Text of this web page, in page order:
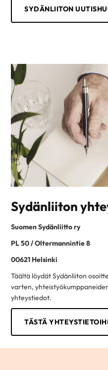
SYDÄNLIITON
Sydänliiton
Suomen Sydänliitto ry
PL 50 / Oltermannintie 8
00621 Helsinki
Täältä löydät Sydänliiton
varten,
yhteystiedot.
TÄSTÄ